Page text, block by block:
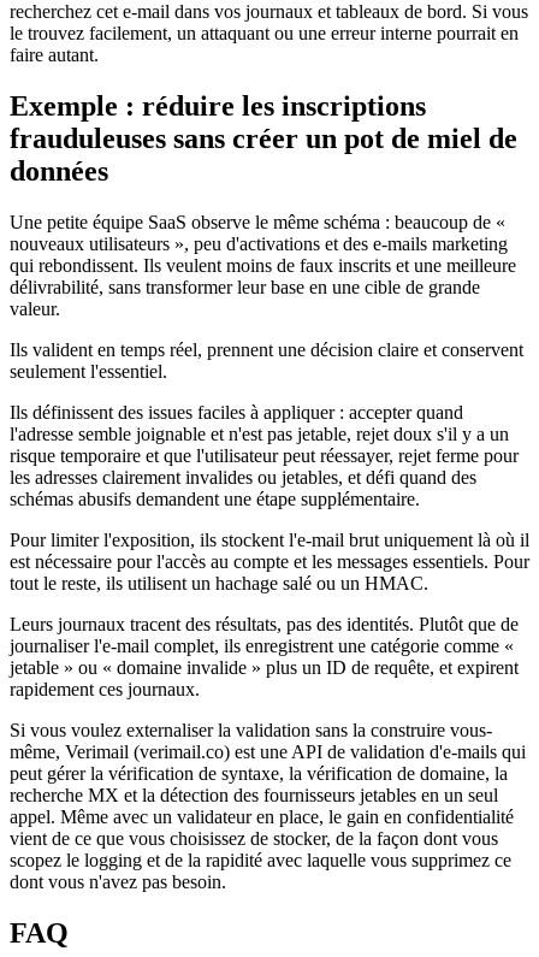
recherchez cet e-mail dans vos journaux et tableaux de bord. Si vous
le trouvez facilement, un attaquant ou une erreur interne pourrait en
faire autant.
Exemple : réduire les inscriptions
frauduleuses sans créer un pot de miel de
données
Une petite équipe SaaS observe le même schéma : beaucoup de «
nouveaux utilisateurs », peu d'activations et des e-mails marketing
qui rebondissent. Ils veulent moins de faux inscrits et une meilleure
délivrabilité, sans transformer leur base en une cible de grande
valeur.
Ils valident en temps réel, prennent une décision claire et conservent
seulement l'essentiel.
Ils définissent des issues faciles à appliquer : accepter quand
l'adresse semble joignable et n'est pas jetable, rejet doux s'il y a un
risque temporaire et que l'utilisateur peut réessayer, rejet ferme pour
les adresses clairement invalides ou jetables, et défi quand des
schémas abusifs demandent une étape supplémentaire.
Pour limiter l'exposition, ils stockent l'e-mail brut uniquement là où il
est nécessaire pour l'accès au compte et les messages essentiels. Pour
tout le reste, ils utilisent un hachage salé ou un HMAC.
Leurs journaux tracent des résultats, pas des identités. Plutôt que de
journaliser l'e-mail complet, ils enregistrent une catégorie comme «
jetable » ou « domaine invalide » plus un ID de requête, et expirent
rapidement ces journaux.
Si vous voulez externaliser la validation sans la construire vous-
même, Verimail (verimail.co) est une API de validation d'e-mails qui
peut gérer la vérification de syntaxe, la vérification de domaine, la
recherche MX et la détection des fournisseurs jetables en un seul
appel. Même avec un validateur en place, le gain en confidentialité
vient de ce que vous choisissez de stocker, de la façon dont vous
scopez le logging et de la rapidité avec laquelle vous supprimez ce
dont vous n'avez pas besoin.
FAQ